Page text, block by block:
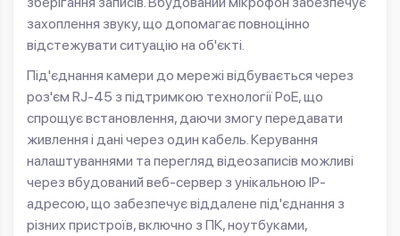
захоплення звуку, що допомагає повноцінно
відстежувати ситуацію на об'єкті.
Під'єднання камери до мережі відбувається через
роз'єм RJ-45 з підтримкою технології PoE, що
спрощує встановлення, даючи змогу передавати
живлення і дані через один кабель. Керування
налаштуваннями та перегляд відеозаписів можливі
через вбудований веб-сервер з унікальною IP-
адресою, що забезпечує віддалене під'єднання з
різних пристроїв, включно з ПК, ноутбуками,